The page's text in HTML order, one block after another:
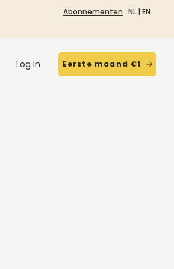
Abonnementen NL | EN
Log in Eerste maand €1